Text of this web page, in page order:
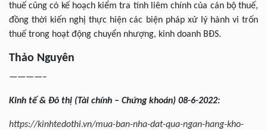
thuế cũng có kế hoạch kiểm tra tính liêm chính của cán bộ thuế,
đồng thời kiến nghị thực hiện các biện pháp xử lý hành vi trốn
thuế trong hoạt động chuyển nhượng, kinh doanh BĐS.
Thảo Nguyên
————–
Kinh tế & Đô thị (Tài chính – Chứng khoán) 08-6-2022:
https://kinhtedothi.vn/mua-ban-nha-dat-qua-ngan-hang-kho-